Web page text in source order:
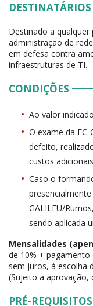
DESTINATÁRIOS
Destinado a
administração de
em defesa contra
infraestruturas de TI.
CONDIÇÕES
Ao valor
O exame da
defeito,
custos
Caso o
GALILEU/
sendo aplicada
Mensalidades
de 10% +
sem juros, à escolha
(Sujeito a aprovação,
PRÉ-REQUISITOS